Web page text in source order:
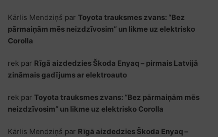
Kārlis Mendziņš par Toyota trauksmes zvans: “Bez
pārmaiņām mēs neizdzīvosim” un likme uz elektrisko
Corolla
rek par Rīgā aizdedzies Škoda Enyaq – pirmais Latvijā
zināmais gadījums ar elektroauto
rek par Toyota trauksmes zvans: “Bez pārmaiņām mēs
neizdzīvosim” un likme uz elektrisko Corolla
Kārlis Mendziņš par Rīgā aizdedzies Škoda Enyaq –